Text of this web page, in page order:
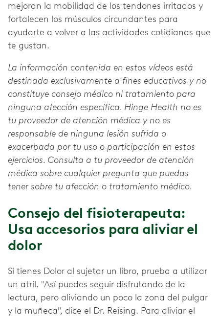
mejoran la mobilidad de los tendones irritados y
fortalecen los músculos circundantes para
ayudarte a volver a las actividades cotidianas que
te gustan.
La información contenida en estos vídeos está
destinada exclusivamente a fines educativos y no
constituye consejo médico ni tratamiento para
ninguna afección específica. Hinge Health no es
tu proveedor de atención médica y no es
responsable de ninguna lesión sufrida o
exacerbada por tu uso o participación en estos
ejercicios. Consulta a tu proveedor de atención
médica sobre cualquier pregunta que puedas
tener sobre tu afección o tratamiento médico.
Consejo del fisioterapeuta:
Usa accesorios para aliviar el
dolor
Si tienes Dolor al sujetar un libro, prueba a utilizar
un atril. "Así puedes seguir disfrutando de la
lectura, pero aliviando un poco la zona del pulgar
y la muñeca", dice el Dr. Reising. Para aliviar el